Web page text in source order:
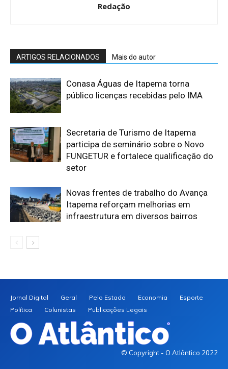
Redação
ARTIGOS RELACIONADOS Mais do autor
Conasa Águas de Itapema torna
público licenças recebidas pelo IMA
Secretaria de Turismo de Itapema
participa de seminário sobre o Novo
FUNGETUR e fortalece qualificação do
setor
Novas frentes de trabalho do Avança
Itapema reforçam melhorias em
infraestrutura em diversos bairros
Jornal Digital Geral Pelo Estado Economia
Esporte
Política
Colunistas Publicações Legais
© Copyright - O Atlântico 2022